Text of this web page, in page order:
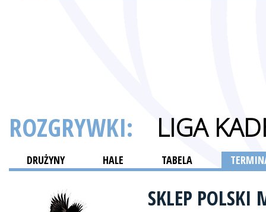
ROZGRYWKI: LIGA
DRUŻYNY HALE TABELA
SKLEP